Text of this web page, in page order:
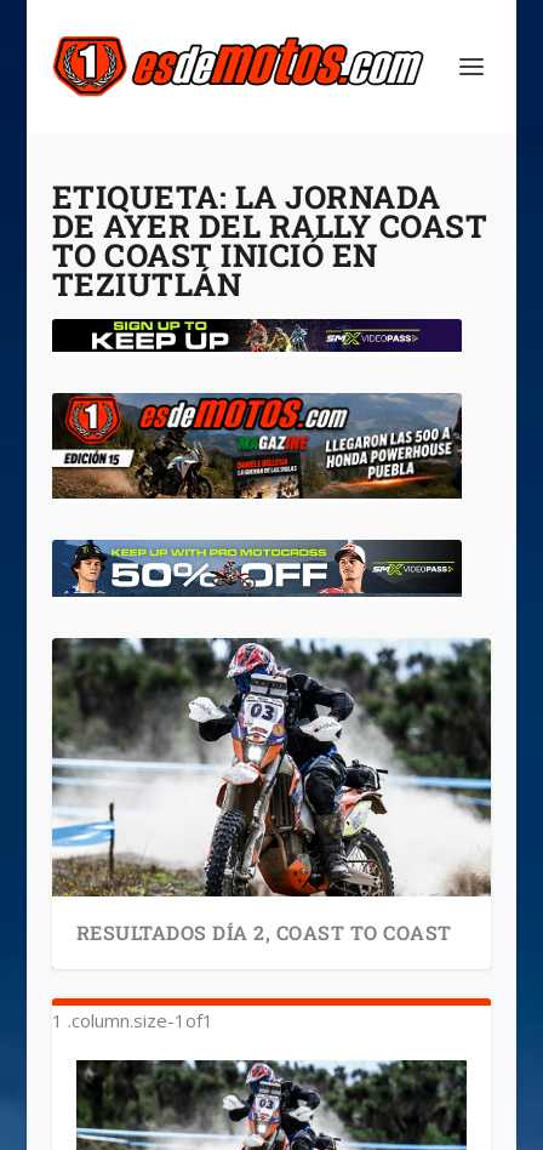
ETIQUETA: LA JORNADA
DE AYER DEL RALLY COAST
TO COAST INICIÓ EN
TEZIUTLÁN
RESULTADOS DÍA 2, COAST TO COAST